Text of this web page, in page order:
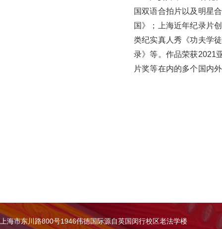
国双语合拍片以及明星
国》；上海近年纪录片
类纪实真人秀《功夫学
录》等。作品荣获2021
片奖等在内的多个国内
上海市东川路800号1946伟德国际源自英国闵行校区老法学楼